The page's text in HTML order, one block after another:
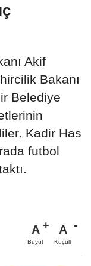
Akif
Bakanı
Belediye
Kadir Has
futbol
A
Büyüt
A
Küçült